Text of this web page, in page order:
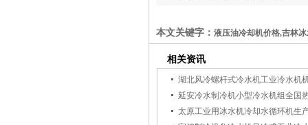
本文关键字： 液压油冷却机价格,吉林
相关资讯
湖北风冷螺杆式冷水机工业冷水机
延安冷水制冷机小型冷水机组全国
太原工业用冰水机冷却水循环机生